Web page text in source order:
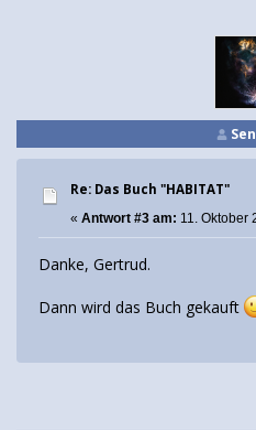
Re: Das Buch "HABITAT"
« Antwort #3 am: 11. Oktober
Danke, Gertrud.
Dann wird das Buch gekauft